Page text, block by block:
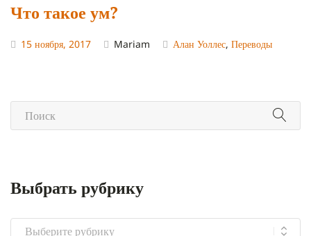
Что такое ум?
15 ноября, 2017 Mariam Алан Уоллес, Переводы
Выбрать рубрику
Выбрать